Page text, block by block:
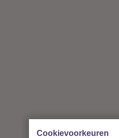
Cookievoorkeuren